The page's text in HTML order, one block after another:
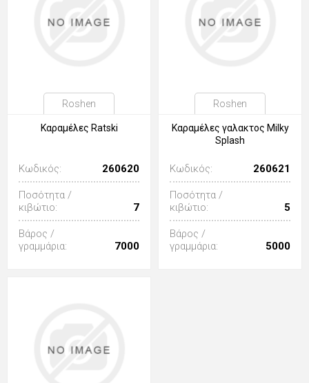
Roshen
Καραμέλες Ratski
Κωδικός: 260620
Ποσότητα /
κιβώτιο:
7
Βάρος /
γραμμάρια:
7000
Roshen
Καραμέλες γαλακτος Milky
Splash
Κωδικός: 260621
Ποσότητα /
κιβώτιο:
5
Βάρος /
γραμμάρια:
5000